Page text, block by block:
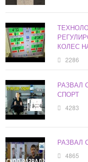
КОЛЕС
2286
РАЗВАЛ
СПОРТ
4283
РАЗВАЛ
4865